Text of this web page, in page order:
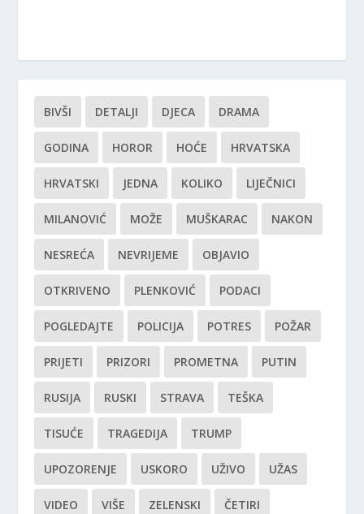
BIVŠI DETALJI DJECA DRAMA
GODINA HOROR HOĆE HRVATSKA
HRVATSKI JEDNA KOLIKO LIJEČNICI
MILANOVIĆ MOŽE MUŠKARAC NAKON
NESREĆA NEVRIJEME OBJAVIO
OTKRIVENO PLENKOVIĆ PODACI
POGLEDAJTE POLICIJA POTRES POŽAR
PRIJETI PRIZORI PROMETNA PUTIN
RUSIJA RUSKI STRAVA TEŠKA
TISUĆE TRAGEDIJA TRUMP
UPOZORENJE USKORO UŽIVO UŽAS
VIDEO VIŠE ZELENSKI ČETIRI